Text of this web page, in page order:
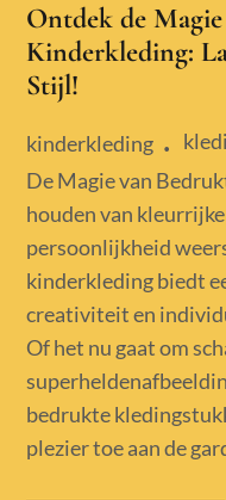
Ontdek de
Kinderkleding:
Stijl!
kinderkleding
De Magie van
houden van
persoonlijkheid
kinderkleding biedt
creativiteit en
Of het nu gaat om
bedrukte
plezier toe aan de